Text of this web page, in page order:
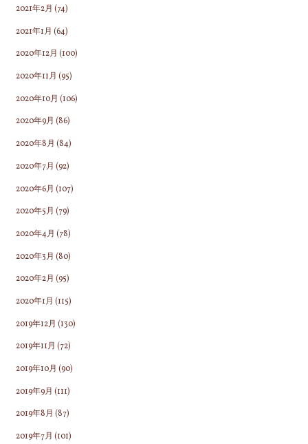
2021年2月 (74)
2021年1月 (64)
2020年12月 (100)
2020年11月 (95)
2020年10月 (106)
2020年9月 (86)
2020年8月 (84)
2020年7月 (92)
2020年6月 (107)
2020年5月 (79)
2020年4月 (78)
2020年3月 (80)
2020年2月 (95)
2020年1月 (115)
2019年12月 (130)
2019年11月 (72)
2019年10月 (90)
2019年9月 (111)
2019年8月 (87)
2019年7月 (101)